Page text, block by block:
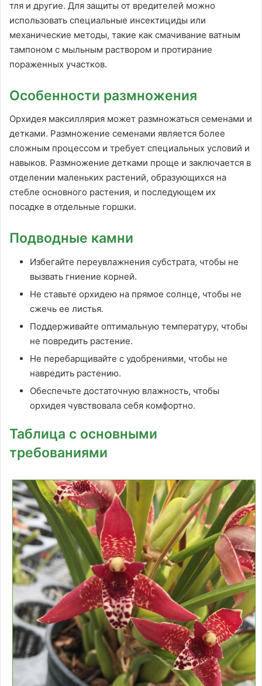
тля и другие. Для защиты от вредителей можно
использовать специальные инсектициды или
механические методы, такие как смачивание ватным
тампоном с мыльным раствором и протирание
пораженных участков.
Особенности размножения
Орхидея максиллярия может размножаться семенами и
детками. Размножение семенами является более
сложным процессом и требует специальных условий и
навыков. Размножение детками проще и заключается в
отделении маленьких растений, образующихся на
стебле основного растения, и последующем их
посадке в отдельные горшки.
Подводные камни
Избегайте переувлажнения субстрата, чтобы не
вызвать гниение корней.
Не ставьте орхидею на прямое солнце, чтобы не
сжечь ее листья.
Поддерживайте оптимальную температуру, чтобы
не повредить растение.
Не перебарщивайте с удобрениями, чтобы не
навредить растению.
Обеспечьте достаточную влажность, чтобы
орхидея чувствовала себя комфортно.
Таблица с основными
требованиями